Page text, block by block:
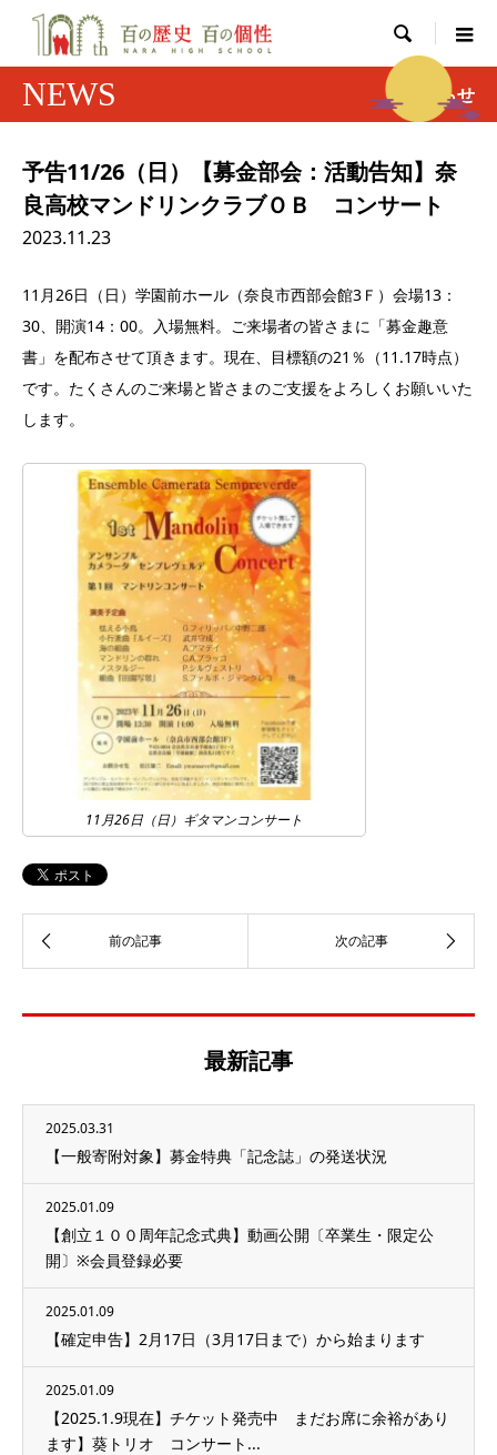

NEWS お知らせ
予告11/26（日）【募金部会：活動告知】奈
良高校マンドリンクラブＯＢ コンサート
2023.11.23
11月26日（日）学園前ホール（奈良市西部会館3Ｆ）会場13：
30、開演14：00。入場無料。ご来場者の皆さまに「募金趣意
書」を配布させて頂きます。現在、目標額の21％（11.17時点）
です。たくさんのご来場と皆さまのご支援をよろしくお願いいた
します。
11月26日（日）ギタマンコンサート
最新記事
2025.03.31
【一般寄附対象】募金特典「記念誌」の発送状況
2025.01.09
【創立１００周年記念式典】動画公開〔卒業生・限定公
開〕※会員登録必要
2025.01.09
【確定申告】2月17日（3月17日まで）から始まります
2025.01.09
【2025.1.9現在】チケット発売中 まだお席に余裕があり
ます】葵トリオ コンサート...